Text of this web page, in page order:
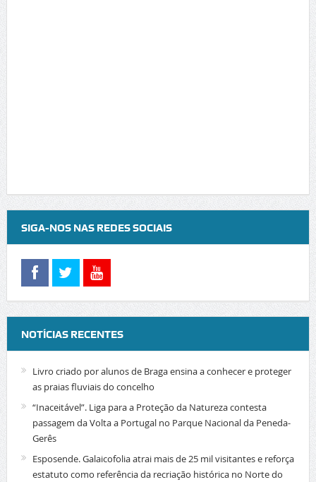
SIGA-NOS NAS REDES SOCIAIS
NOTÍCIAS RECENTES
Livro criado por alunos de Braga ensina a conhecer e proteger
as praias fluviais do concelho
“Inaceitável”. Liga para a Proteção da Natureza contesta
passagem da Volta a Portugal no Parque Nacional da Peneda-
Gerês
Esposende. Galaicofolia atrai mais de 25 mil visitantes e reforça
estatuto como referência da recriação histórica no Norte do